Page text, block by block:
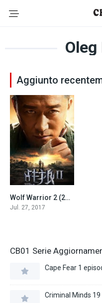
Aggiunto
6.2
Wolf Warrior 2 (2017)
Jul. 27, 2017
CB01 Serie
Cape Fear 1
Criminal Minds